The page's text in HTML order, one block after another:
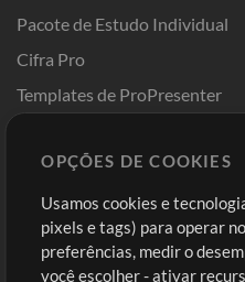
Pacote de Estudo Individual
Cifra Pro
Templates de ProPresenter
Comprar Créditos
Conteúdo Grátis
OPÇÕES DE COOKIES
Usamos cookies e
pixels e tags) para operar
preferências, medir o
você escolher - ativar